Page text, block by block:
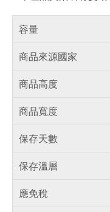
容量
商品來源國家
商品高度
商品寬度
保存天數
保存溫層
應免稅